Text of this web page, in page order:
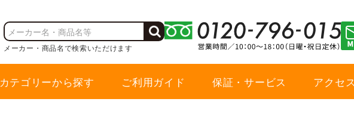
メーカー・商品名で検索いただけます
カテゴリーから探す ご利用ガイド 保証・サービス アクセス